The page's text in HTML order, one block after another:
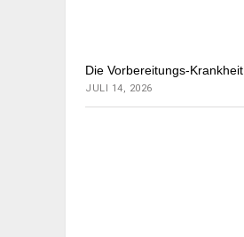
Die Vorbereitungs-Krankheit
JULI 14, 2026